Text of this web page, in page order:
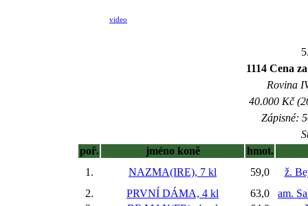
video
1114 Cena
Rovina
40.000 Kč
Zápisné:
poř.
jméno koně
hmot.
1.
NAZMA(IRE), 7 kl 59,0
ž.
2.
PRVNÍ DÁMA, 4 kl 63,0
am.